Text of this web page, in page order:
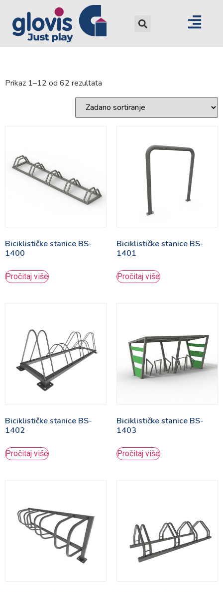
Prikaz 1–12 od 62 rezultata
Biciklističke stanice BS-
1400
Pročitaj više
Biciklističke stanice BS-
1401
Pročitaj više
Biciklističke stanice BS-
1402
Pročitaj više
Biciklističke stanice BS-
1403
Pročitaj više